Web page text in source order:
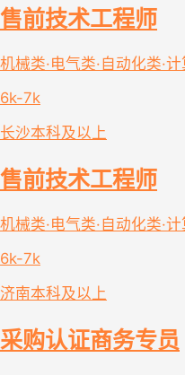
售前技术工程师
机械类·电气类·自动化类·
6k-7k
长沙本科及以上
售前技术工程师
机械类·电气类·自动化类·
6k-7k
济南本科及以上
采购认证商务专员